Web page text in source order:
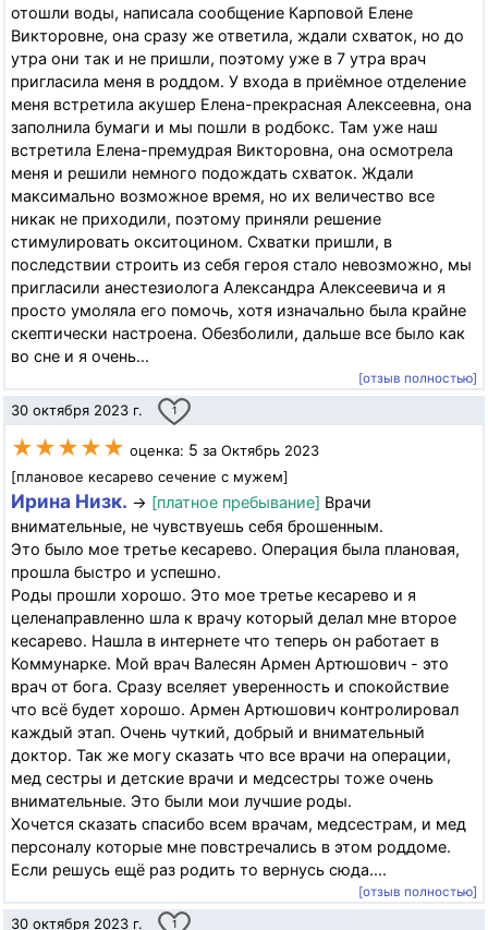
отошли воды, написала сообщение Карповой Елене
Викторовне, она сразу же ответила, ждали схваток, но до
утра они так и не пришли, поэтому уже в 7 утра врач
пригласила меня в роддом. У входа в приёмное отделение
меня встретила акушер Елена-прекрасная Алексеевна, она
заполнила бумаги и мы пошли в родбокс. Там уже наш
встретила Елена-премудрая Викторовна, она осмотрела
меня и решили немного подождать схваток. Ждали
максимально возможное время, но их величество все
никак не приходили, поэтому приняли решение
стимулировать окситоцином. Схватки пришли, в
последствии строить из себя героя стало невозможно, мы
пригласили анестезиолога Александра Алексеевича и я
просто умоляла его помочь, хотя изначально была крайне
скептически настроена. Обезболили, дальше все было как
во сне и я очень...
[отзыв полностью]
30 октября 2023 г. 1
★★★★★ оценка: 5 за Октябрь 2023
[плановое кесарево сечение с мужем]
Ирина Низк. → [платное пребывание] Врачи
внимательные, не чувствуешь себя брошенным.
Это было мое третье кесарево. Операция была плановая,
прошла быстро и успешно.
Роды прошли хорошо. Это мое третье кесарево и я
целенаправленно шла к врачу который делал мне второе
кесарево. Нашла в интернете что теперь он работает в
Коммунарке. Мой врач Валесян Армен Артюшович - это
врач от бога. Сразу вселяет уверенность и спокойствие
что всё будет хорошо. Армен Артюшович контролировал
каждый этап. Очень чуткий, добрый и внимательный
доктор. Так же могу сказать что все врачи на операции,
мед сестры и детские врачи и медсестры тоже очень
внимательные. Это были мои лучшие роды.
Хочется сказать спасибо всем врачам, медсестрам, и мед
персоналу которые мне повстречались в этом роддоме.
Если решусь ещё раз родить то вернусь сюда....
[отзыв полностью]
30 октября 2023 г. 1